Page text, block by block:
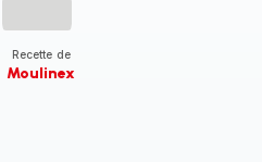
Recette de
Moulinex